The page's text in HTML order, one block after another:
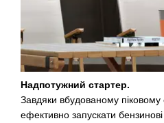
Надпотужний стартер.
Завдяки вбудованому
ефективно запускати